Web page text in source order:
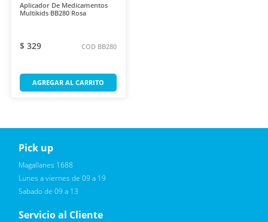
Aplicador De Medicamentos
Multikids BB280 Rosa
$ 329 COD BB280
AGREGAR AL CARRITO
Reciba novedades, promociones exclusivas
Pick up
Magallanes 1688
Lunes a viernes de 09 a 19
Sabado de 09 a 13
Servicio al Cliente